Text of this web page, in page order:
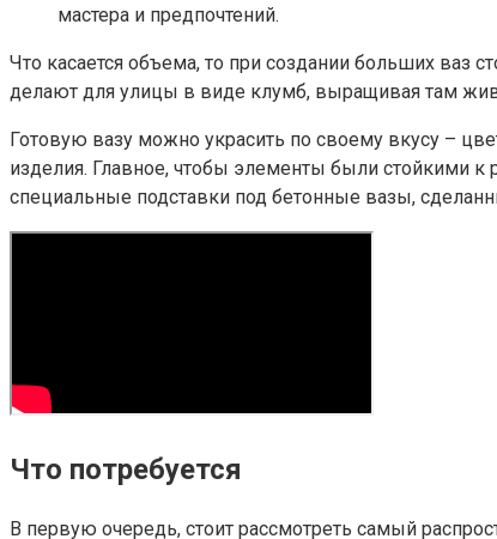
мастера и предпочтений.
Что касается объема, то при создании больших ваз
делают для улицы в виде клумб, выращивая там
Готовую вазу можно украсить по своему вкусу –
изделия. Главное, чтобы элементы были стойкими
специальные подставки под бетонные вазы,
Что потребуется
В первую очередь, стоит рассмотреть самый